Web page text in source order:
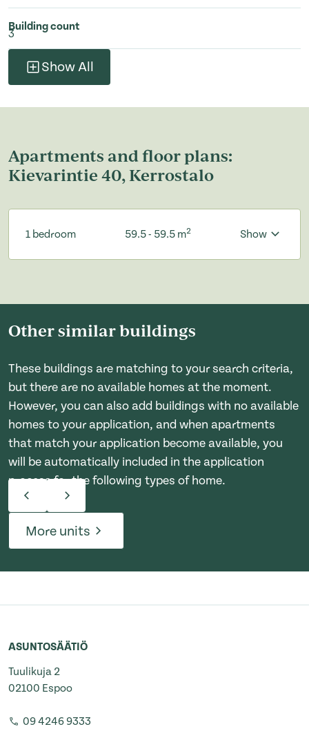
Building count
3
Show All
Apartments and floor plans:
Kievarintie 40, Kerrostalo
1 bedroom 59.5 - 59.5 m2 Show
Other similar buildings
These buildings are matching to your search criteria,
but there are no available homes at the moment.
However, you can also add buildings with no available
homes to your application, and when apartments
that match your application become available, you
will be automatically included in the application
process for the following types of home.
More units
ASUNTOSÄÄTIÖ
Tuulikuja 2
02100 Espoo
09 4246 9333